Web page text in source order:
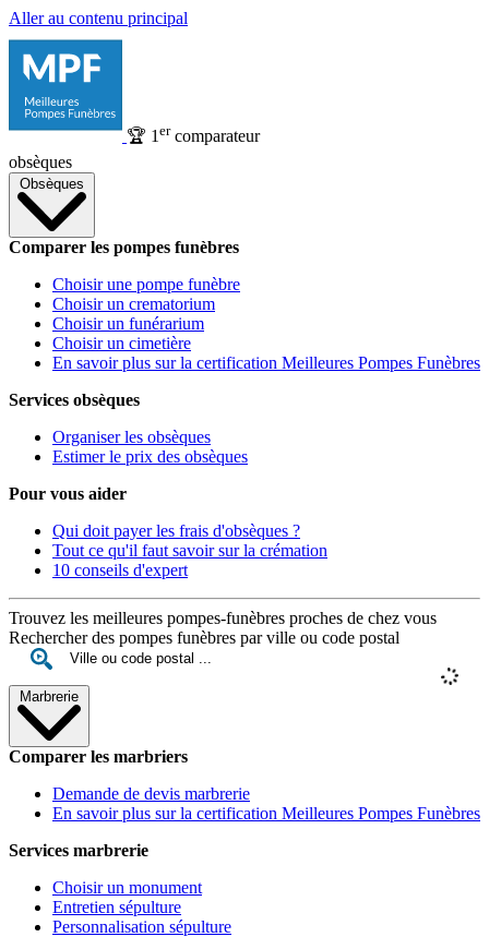
Aller au contenu principal
🏆 1 ercomparateur
obsèques
Obsèques
Comparer les pompes funèbres
Choisir une pompe funèbre
Choisir un crematorium
Choisir un funérarium
Choisir un cimetière
En savoir plus sur la certification Meilleures Pompes Funèbres
Services obsèques
Organiser les obsèques
Estimer le prix des obsèques
Pour vous aider
Qui doit payer les frais d'obsèques ?
Tout ce qu'il faut savoir sur la crémation
10 conseils d'expert
Trouvez les meilleures pompes-funèbres proches de chez vous
Rechercher des pompes funèbres par ville ou code postal
Marbrerie
Comparer les marbriers
Demande de devis marbrerie
En savoir plus sur la certification Meilleures Pompes Funèbres
Services marbrerie
Choisir un monument
Entretien sépulture
Personnalisation sépulture